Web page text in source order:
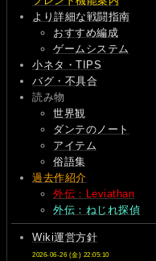
より詳細な戦闘指南
おすすめ編成
ゲームシステム
小ネタ・TIPS
バグ・不具合
読み物
世界観
ダンテのノート
アイテム
俗語集
過去作紹介
外伝：Leviathan
外伝：ねじれ探偵
Wiki運営方針
2026-06-26 (金) 22:05:10